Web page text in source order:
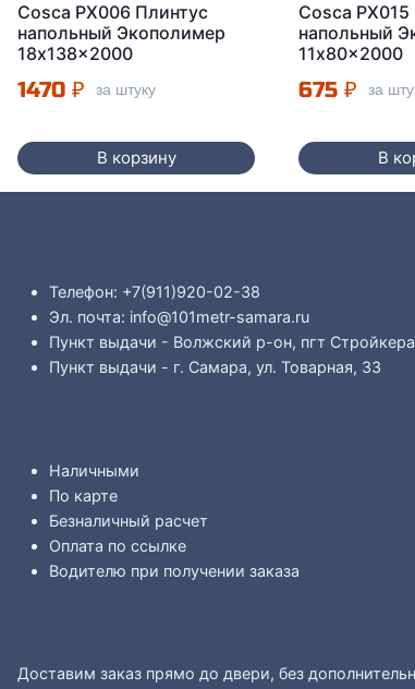
Cosca PX006 Плинтус
напольный Экополимер
18x138x2000
1470 ₽ за штуку
В корзину
Cosca
напольный
11x80x2000
675₽ за
В
Телефон: +7(911)920-02-38
Эл. почта: info@101metr-samara.ru
Пункт выдачи - Волжский р-он, пгт
Пункт выдачи - г. Самара, ул. Товарная, 33
Наличными
По карте
Безналичный расчет
Оплата по ссылке
Водителю при получении заказа
Доставим заказ прямо до двери, без